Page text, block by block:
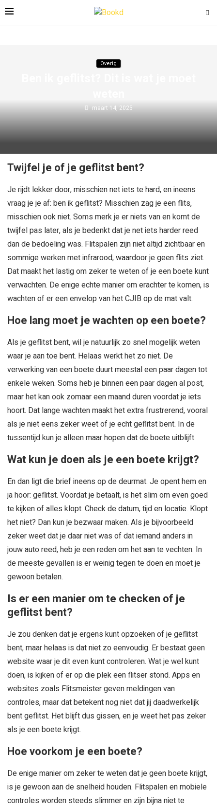
Overig
maart 14, 2025
Twijfel je of je geflitst bent?
Je rijdt lekker door, misschien net iets te hard, en ineens
vraag je je af: ben ik geflitst? Misschien zag je een flits,
misschien ook niet. Soms merk je er niets van en komt de
twijfel pas later, als je bedenkt dat je net iets harder reed
dan de bedoeling was. Flitspalen zijn niet altijd zichtbaar en
sommige werken met infrarood, waardoor je geen flits ziet.
Dat maakt het lastig om zeker te weten of je een boete kunt
verwachten. De enige echte manier om erachter te komen, is
wachten of er een envelop van het CJIB op de mat valt.
Hoe lang moet je wachten op een boete?
Als je geflitst bent, wil je natuurlijk zo snel mogelijk weten
waar je aan toe bent. Helaas werkt het zo niet. De
verwerking van een boete duurt meestal een paar dagen tot
enkele weken. Soms heb je binnen een paar dagen al post,
maar het kan ook zomaar een maand duren voordat je iets
hoort. Dat lange wachten maakt het extra frustrerend, vooral
als je niet eens zeker weet of je echt geflitst bent. In de
tussentijd kun je alleen maar hopen dat de boete uitblijft.
Wat kun je doen als je een boete krijgt?
En dan ligt die brief ineens op de deurmat. Je opent hem en
ja hoor: geflitst. Voordat je betaalt, is het slim om even goed
te kijken of alles klopt. Check de datum, tijd en locatie. Klopt
het niet? Dan kun je bezwaar maken. Als je bijvoorbeeld
zeker weet dat je daar niet was of dat iemand anders in
jouw auto reed, heb je een reden om het aan te vechten. In
de meeste gevallen is er weinig tegen te doen en moet je
gewoon betalen.
Is er een manier om te checken of je
geflitst bent?
Je zou denken dat je ergens kunt opzoeken of je geflitst
bent, maar helaas is dat niet zo eenvoudig. Er bestaat geen
website waar je dit even kunt controleren. Wat je wel kunt
doen, is kijken of er op die plek een flitser stond. Apps en
websites zoals Flitsmeister geven meldingen van
controles, maar dat betekent nog niet dat jij daadwerkelijk
bent geflitst. Het blijft dus gissen, en je weet het pas zeker
als je een boete krijgt.
Hoe voorkom je een boete?
De enige manier om zeker te weten dat je geen boete krijgt,
is je gewoon aan de snelheid houden. Flitspalen en mobiele
controles worden steeds slimmer en zijn bijna niet te